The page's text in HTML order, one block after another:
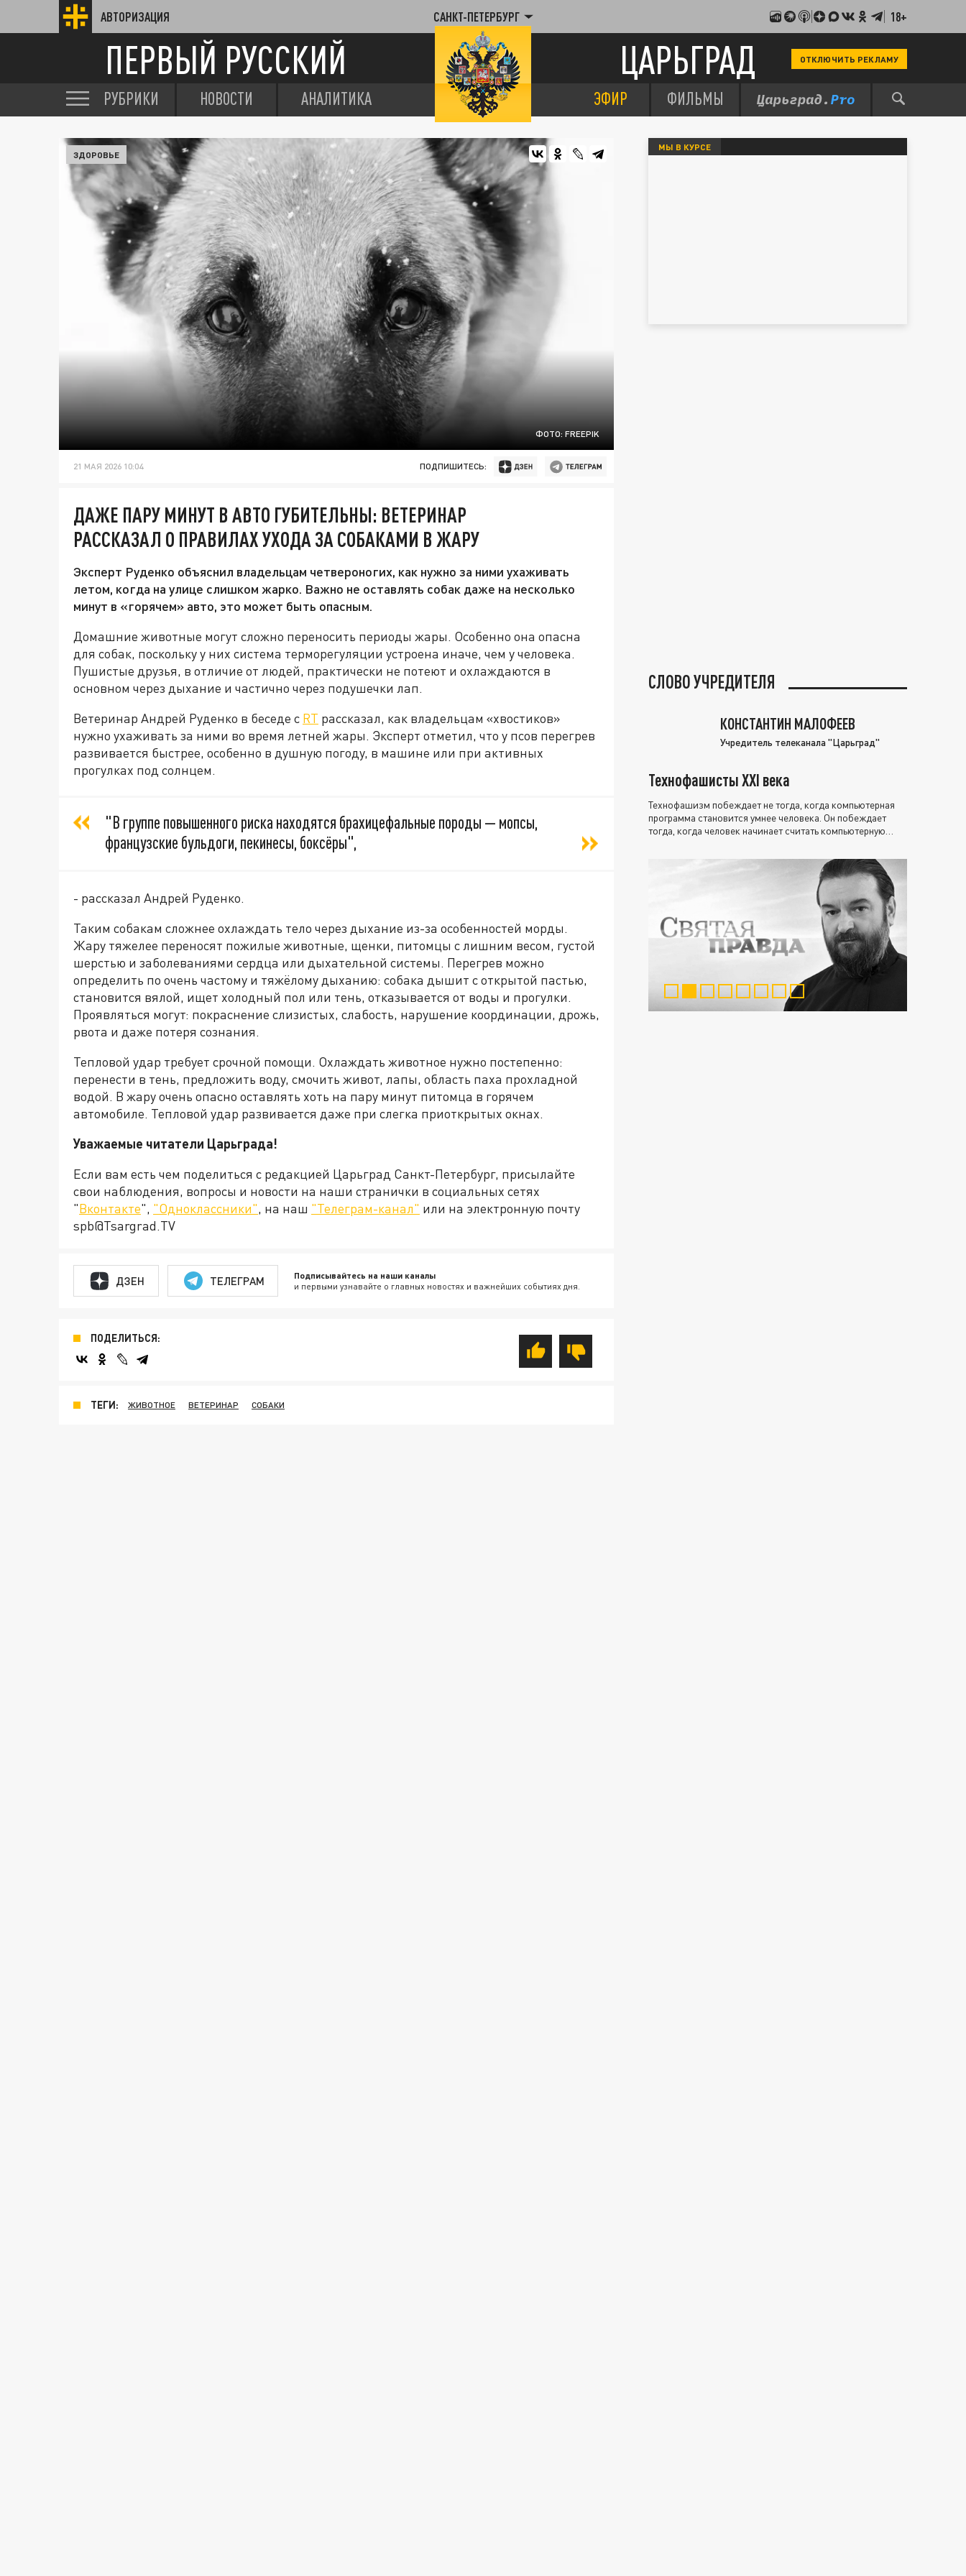
АВТОРИЗАЦИЯ САНКТ-ПЕТЕРБУРГ 18+
ПЕРВЫЙ РУССКИЙ ЦАРЬГРАД ОТКЛЮЧИТЬ РЕКЛАМУ
РУБРИКИ НОВОСТИ АНАЛИТИКА ЭФИР ФИЛЬМЫ
ФОТО: FREEPIK
ЗДОРОВЬЕ
21 МАЯ 2026 10:04 ПОДПИШИТЕСЬ:
ДАЖЕ ПАРУ МИНУТ В АВТО ГУБИТЕЛЬНЫ: ВЕТЕРИНАР
РАССКАЗАЛ О ПРАВИЛАХ УХОДА ЗА СОБАКАМИ В ЖАРУ
Эксперт Руденко объяснил владельцам четвероногих, как нужно за ними ухаживать
летом, когда на улице слишком жарко. Важно не оставлять собак даже на несколько
минут в «горячем» авто, это может быть опасным.
Домашние животные могут сложно переносить периоды жары. Особенно она опасна
для собак, поскольку у них система терморегуляции устроена иначе, чем у человека.
Пушистые друзья, в отличие от людей, практически не потеют и охлаждаются в
основном через дыхание и частично через подушечки лап.
Ветеринар Андрей Руденко в беседе с RT рассказал, как владельцам «хвостиков»
нужно ухаживать за ними во время летней жары. Эксперт отметил, что у псов перегрев
развивается быстрее, особенно в душную погоду, в машине или при активных
прогулках под солнцем.
"В группе повышенного риска находятся брахицефальные породы — мопсы,
французские бульдоги, пекинесы, боксёры",
- рассказал Андрей Руденко.
Таким собакам сложнее охлаждать тело через дыхание из-за особенностей морды.
Жару тяжелее переносят пожилые животные, щенки, питомцы с лишним весом, густой
шерстью и заболеваниями сердца или дыхательной системы. Перегрев можно
определить по очень частому и тяжёлому дыханию: собака дышит с открытой пастью,
становится вялой, ищет холодный пол или тень, отказывается от воды и прогулки.
Проявляться могут: покраснение слизистых, слабость, нарушение координации, дрожь,
рвота и даже потеря сознания.
Тепловой удар требует срочной помощи. Охлаждать животное нужно постепенно:
перенести в тень, предложить воду, смочить живот, лапы, область паха прохладной
водой. В жару очень опасно оставлять хоть на пару минут питомца в горячем
автомобиле. Тепловой удар развивается даже при слегка приоткрытых окнах.
Уважаемые читатели Царьграда!
Если вам есть чем поделиться с редакцией Царьград Санкт-Петербург, присылайте
свои наблюдения, вопросы и новости на наши странички в социальных сетях
"Вконтакте", "Одноклассники", на наш "Телеграм-канал" или на электронную почту
spb@Tsargrad.TV
ДЗЕН ТЕЛЕГРАМ Подписывайтесь на наши каналы
и первыми узнавайте о главных новостях и важнейших событиях дня.
ПОДЕЛИТЬСЯ:
ТЕГИ: ЖИВОТНОЕ ВЕТЕРИНАР СОБАКИ
МЫ В КУРСЕ
СЛОВО УЧРЕДИТЕЛЯ
КОНСТАНТИН МАЛОФЕЕВ
Учредитель телеканала "Царьград"
Технофашисты XXI века
Технофашизм побеждает не тогда, когда компьютерная
программа становится умнее человека. Он побеждает
тогда, когда человек начинает считать компьютерную